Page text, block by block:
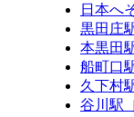
日本へ
黒田庄
本黒田
船町口
久下村
谷川駅